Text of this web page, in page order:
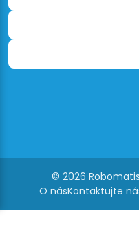
© 2026
O násKontaktujte